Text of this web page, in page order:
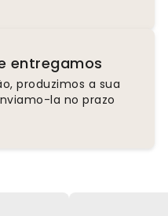
entregamos
produzimos a sua
la no prazo